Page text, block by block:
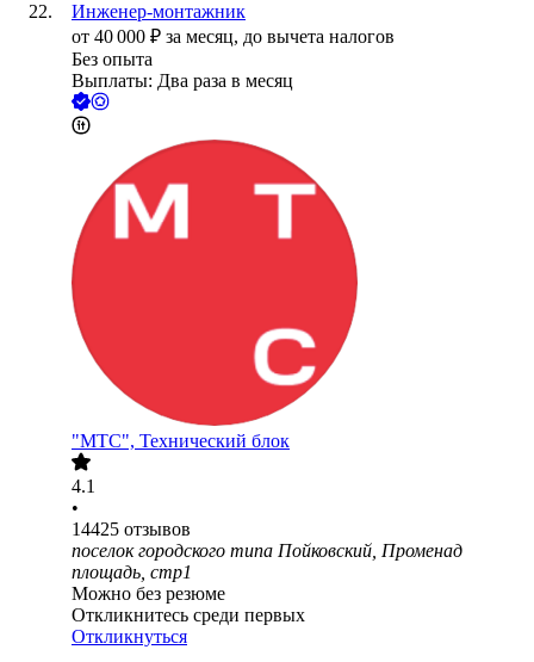
Инженер-монтажник
от 40 000 ₽ за месяц, до вычета налогов
Без опыта
Выплаты: Два раза в месяц
"МТС", Технический блок
4.1
•
14425 отзывов
поселок городского типа Пойковский, Променад
площадь, стр1
Можно без резюме
Откликнитесь среди первых
Откликнуться